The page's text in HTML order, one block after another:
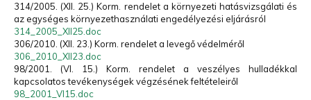
314/2005. (XII. 25.) Korm. rendelet a környezeti hatásvizsgálati és
az egységes környezethasználati engedélyezési eljárásról
314_2005_XII25.doc
306/2010. (XII. 23.) Korm. rendelet a levegő védelméről
306_2010_XII23.doc
98/2001. (VI. 15.) Korm. rendelet a veszélyes hulladékkal
kapcsolatos tevékenységek végzésének feltételeiről
98_2001_VI15.doc